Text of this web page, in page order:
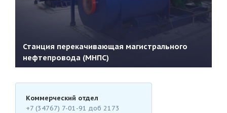
Станция перекачивающая магистрального
нефтепровода (МНПС)
Коммерческий отдел
+7 (34767) 7-01-91 доб 2173